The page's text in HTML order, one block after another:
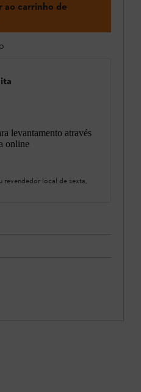
ao carrinho de
levantamento através
online
revendedor local de sexta,